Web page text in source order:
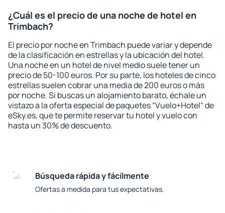
¿Cuál es el precio de una noche de hotel en
Trimbach?
El precio por noche en Trimbach puede variar y depende
de la clasificación en estrellas y la ubicación del hotel.
Una noche en un hotel de nivel medio suele tener un
precio de 50-100 euros. Por su parte, los hoteles de cinco
estrellas suelen cobrar una media de 200 euros o más
por noche. Si buscas un alojamiento barato, échale un
vistazo a la oferta especial de paquetes “Vuelo+Hotel“ de
eSky.es, que te permite reservar tu hotel y vuelo con
hasta un 30% de descuento.
Búsqueda rápida y fácilmente
Ofertas a medida para tus expectativas.